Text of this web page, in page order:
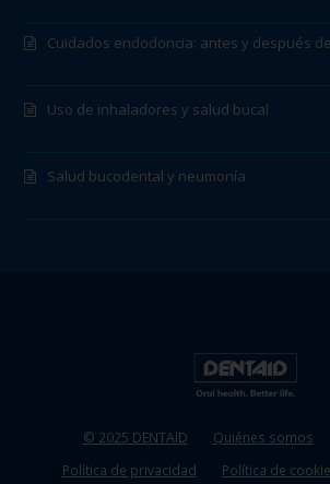
Cuidados endodoncia: antes y después
Uso de inhaladores y salud bucal
Salud bucodental y neumonía
© 2025 DENTAID Quiénes somos
Política de privacidad
Política de